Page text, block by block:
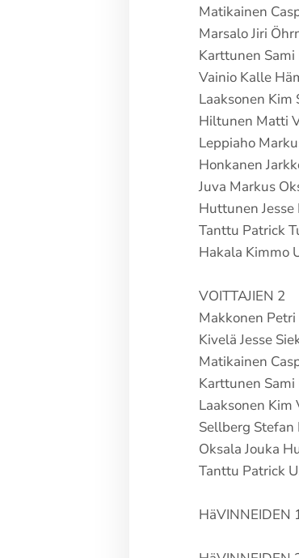
Matikainen
Marsalo Jiri
Karttunen Sami
Vainio Kalle
Laaksonen Kim
Hiltunen Matti
Leppiaho
Honkanen
Juva Markus
Huttunen
Tanttu Patrick
Hakala Kimmo
VOITTAJIEN 2
Makkonen
Kivelä Jesse
Matikainen
Karttunen
Laaksonen
Sellberg
Oksala Jouka
Tanttu Patrick
HäVINNEIDEN